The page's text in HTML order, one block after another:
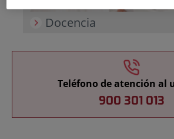
Docencia
Teléfono de atención al
900 301 013